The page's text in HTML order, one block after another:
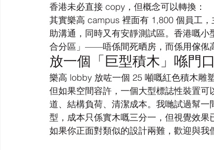
香港未必直接 copy，但概念可以轉換：
其實樂高 campus 裡面有 1,800 個員工
助溝通，同時又有安靜測試區。香港嘅
合分區」——唔係間死晒房，而係用傢俬
放一個「巨型積木」喺門
樂高 lobby 放咗一個 25 噸嘅紅色積木雕
但如果空間容許，一個大型標誌性裝置
道、結構負荷、清潔成本。我哋試過幫
型，成本只係實木嘅三分一，但視覺效果
如果你正面對類似的設計兩難，歡迎與我